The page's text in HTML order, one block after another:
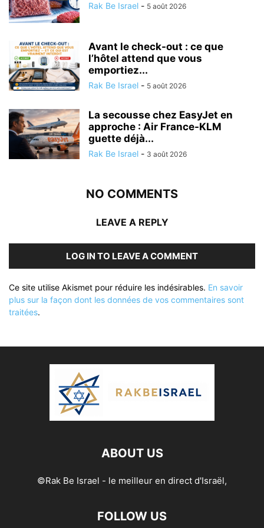
Rak Be Israel - 5 août 2026
Avant le check-out : ce que
l’hôtel attend que vous
emportiez...
Rak Be Israel - 5 août 2026
La secousse chez EasyJet en
approche : Air France-KLM
guette déjà...
Rak Be Israel - 3 août 2026
NO COMMENTS
LEAVE A REPLY
LOG IN TO LEAVE A COMMENT
Ce site utilise Akismet pour réduire les indésirables. En savoir
plus sur la façon dont les données de vos commentaires sont
traitées.
ABOUT US
©Rak Be Israel - le meilleur en direct d'Israël,
FOLLOW US